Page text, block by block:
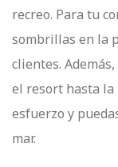
recreo. Para tu
sombrillas en la
clientes.
el resort hasta la
esfuerzo y
mar.